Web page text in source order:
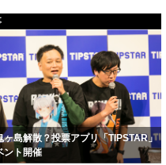
ヶ島解散？投票アプリ「TIPSTAR」
ント開催